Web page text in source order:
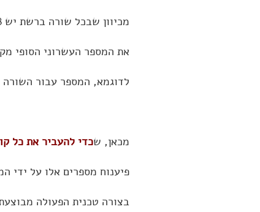
מכיוון שבכל שורה ברשת יש 8 ספרות, אנו זקוקים לחזקות של 2 עד חזקה שביעית.
את המספר העשרוני הסופי
לדוגמא, המספר עבור
מכאן, שכדי להעביר את כל קוד בניית
פיענוח מספרים אלו על ידי